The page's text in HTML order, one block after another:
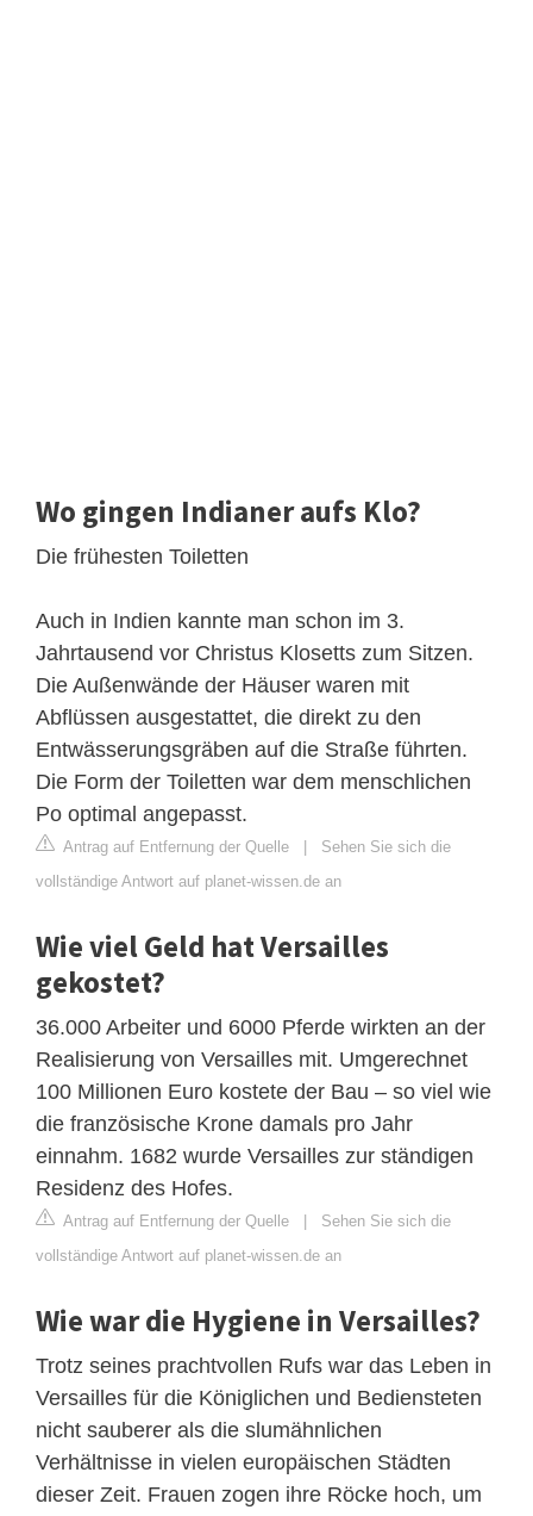
Wo gingen Indianer aufs Klo?
Die frühesten Toiletten
Auch in Indien kannte man schon im 3.
Jahrtausend vor Christus Klosetts zum Sitzen.
Die Außenwände der Häuser waren mit
Abflüssen ausgestattet, die direkt zu den
Entwässerungsgräben auf die Straße führten.
Die Form der Toiletten war dem menschlichen
Po optimal angepasst.
Antrag auf Entfernung der Quelle | Sehen Sie sich die
vollständige Antwort auf planet-wissen.de an
Wie viel Geld hat Versailles
gekostet?
36.000 Arbeiter und 6000 Pferde wirkten an der
Realisierung von Versailles mit. Umgerechnet
100 Millionen Euro kostete der Bau – so viel wie
die französische Krone damals pro Jahr
einnahm. 1682 wurde Versailles zur ständigen
Residenz des Hofes.
Antrag auf Entfernung der Quelle | Sehen Sie sich die
vollständige Antwort auf planet-wissen.de an
Wie war die Hygiene in Versailles?
Trotz seines prachtvollen Rufs war das Leben in
Versailles für die Königlichen und Bediensteten
nicht sauberer als die slumähnlichen
Verhältnisse in vielen europäischen Städten
dieser Zeit. Frauen zogen ihre Röcke hoch, um